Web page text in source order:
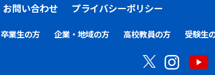
お問い合わせ プライバシーポリシー
卒業生の方 企業・地域の方 高校教員の方 受験生